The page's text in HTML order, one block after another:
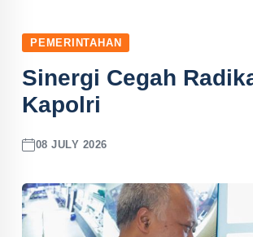
PEMERINTAHAN
Sinergi Cegah
Kapolri
08 JULY 2026